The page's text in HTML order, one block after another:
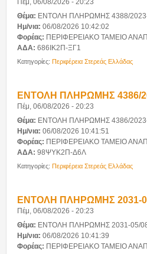
Πέμ, 06/08/2026 - 20:23
Θέμα: ΕΝΤΟΛΗ ΠΛΗΡΩΜΗΣ 4388/
Ημ/νια: 06/08/2026 10:42:02
Φορέας: ΠΕΡΙΦΕΡΕΙΑΚΟ ΤΑΜΕΙΟ
ΑΔΑ: 686ΙΚ2Π-ΞΓ1
Κατηγορίες: Περιφέρεια Στερεάς Ελλάδας
ΕΝΤΟΛΗ ΠΛΗΡΩΜΗΣ 4386/
Πέμ, 06/08/2026 - 20:23
Θέμα: ΕΝΤΟΛΗ ΠΛΗΡΩΜΗΣ 4386/
Ημ/νια: 06/08/2026 10:41:51
Φορέας: ΠΕΡΙΦΕΡΕΙΑΚΟ ΤΑΜΕΙΟ
ΑΔΑ: 98ΨΥΚ2Π-Δ6Λ
Κατηγορίες: Περιφέρεια Στερεάς Ελλάδας
ΕΝΤΟΛΗ ΠΛΗΡΩΜΗΣ 2031-
Πέμ, 06/08/2026 - 20:23
Θέμα: ΕΝΤΟΛΗ ΠΛΗΡΩΜΗΣ 2031-05/
Ημ/νια: 06/08/2026 10:41:39
Φορέας: ΠΕΡΙΦΕΡΕΙΑΚΟ ΤΑΜΕΙΟ